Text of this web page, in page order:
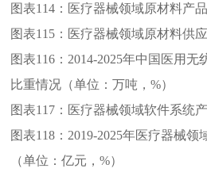
图表114： 医疗器械领域原材料产
图表115： 医疗器械领域原材料供
图表116： 2014-2025年中国医用
比重情况（单位：万吨，%）
图表117： 医疗器械领域软件系统
图表118： 2019-2025年医疗器械
（单位：亿元，%）